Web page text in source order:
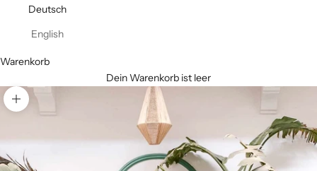
Deutsch
English
Warenkorb
Dein Warenkorb ist leer
Bild vergrößern